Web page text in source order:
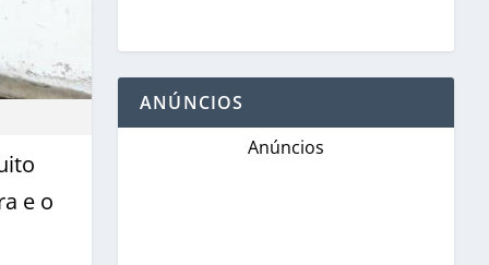
e o
ANÚNCIOS
Anúncios